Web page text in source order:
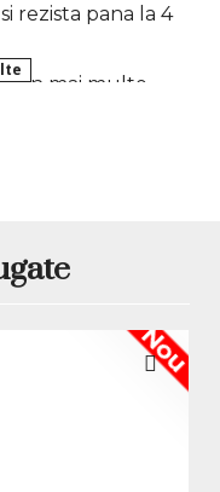
rezista pana la 4
in mai multe
strat de top coat la
de gel si
de oja pentru o
Nou